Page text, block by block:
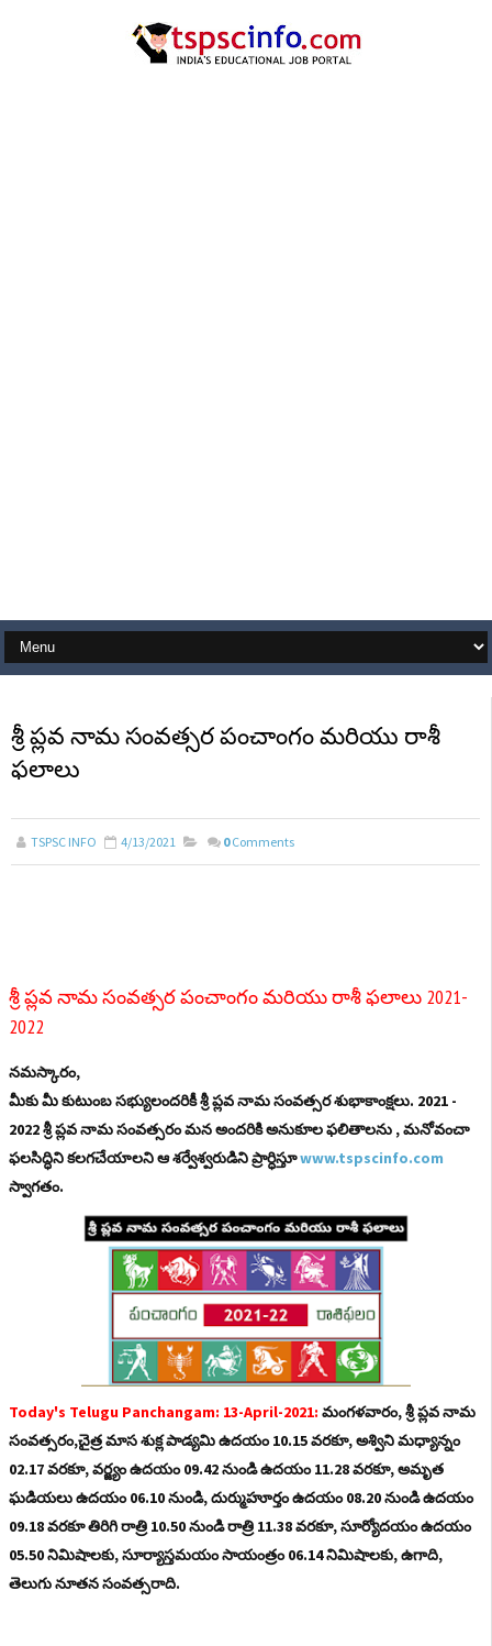
శ్రీ ప్లవ నామ సంవత్సర పంచాంగం మరియు రాశీ
ఫలాలు
TSPSC INFO 4/13/2021 0 Comments
శ్రీ ప్లవ నామ సంవత్సర పంచాంగం మరియు రాశీ ఫలాలు 2021-
2022
నమస్కారం,
మీకు మీ కుటుంబ సభ్యులందరికీ శ్రీ ప్లవ నామ సంవత్సర శుభాకాంక్షలు. 2021 -
2022 శ్రీ ప్లవ నామ సంవత్సరం మన అందరికి అనుకూల ఫలితాలను , మనోవంచా
ఫలసిద్ధిని కలగచేయాలని ఆ శర్వేశ్వరుడిని ప్రార్ధిస్తూwww.tspscinfo.com
స్వాగతం.
Today's Telugu Panchangam: 13-April-2021: మంగళవారం, శ్రీ ప్లవ నామ
సంవత్సరం,చైత్ర మాస శుక్ల పాడ్యమి ఉదయం 10.15 వరకూ, అశ్విని మధ్యాన్నం
02.17 వరకూ, వర్జ్యం ఉదయం 09.42 నుండి ఉదయం 11.28 వరకూ, అమృత
ఘడియలు ఉదయం 06.10 నుండి, దుర్ముహూర్తం ఉదయం 08.20 నుండి ఉదయం
09.18 వరకూ తిరిగి రాత్రి 10.50 నుండి రాత్రి 11.38 వరకూ, సూర్యోదయం ఉదయం
05.50 నిమిషాలకు, సూర్యాస్తమయం సాయంత్రం 06.14 నిమిషాలకు, ఉగాది,
తెలుగు నూతన సంవత్సరాది.